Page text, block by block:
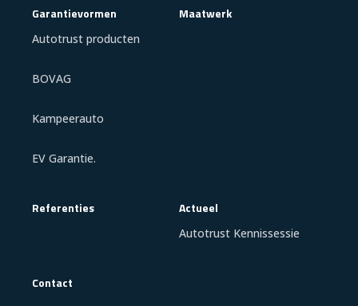
Garantievormen
Autotrust producten
BOVAG
Kampeerauto
EV Garantie.
Maatwerk
Referenties Actueel
Autotrust Kennissessie
Contact